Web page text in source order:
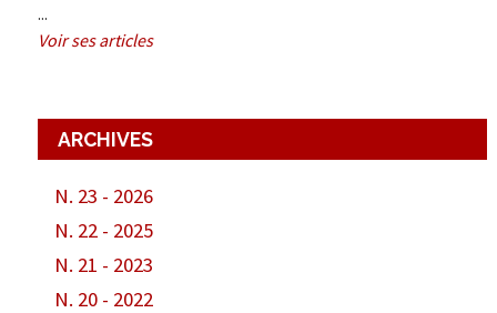
...
Voir ses articles
ARCHIVES
N. 23 - 2026
N. 22 - 2025
N. 21 - 2023
N. 20 - 2022